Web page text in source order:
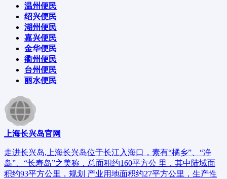
温州便民
绍兴便民
湖州便民
嘉兴便民
金华便民
衢州便民
台州便民
丽水便民
上海长兴岛官网
走进长兴岛,上海长兴岛位于长江入海口，素有“橘乡”、“净
岛”、“长寿岛”之美称，总面积约160平方公 里，其中陆域面
积约93平方公里，规划 产业用地面积约27平方公里，生产性